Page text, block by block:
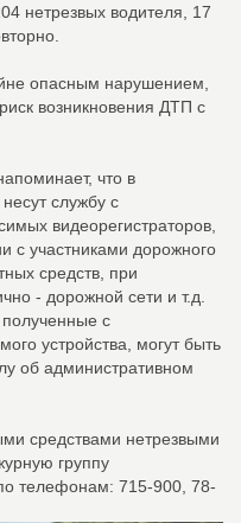
нетрезвых водителя, 17
опасным нарушением,
возникновения ДТП с
что в
службу с
видеорегистраторов,
с участниками дорожного
средств, при
- дорожной сети и т.д.
с
устройства, могут быть
об административном
средствами нетрезвыми
группу
телефонам: 715-900, 78-